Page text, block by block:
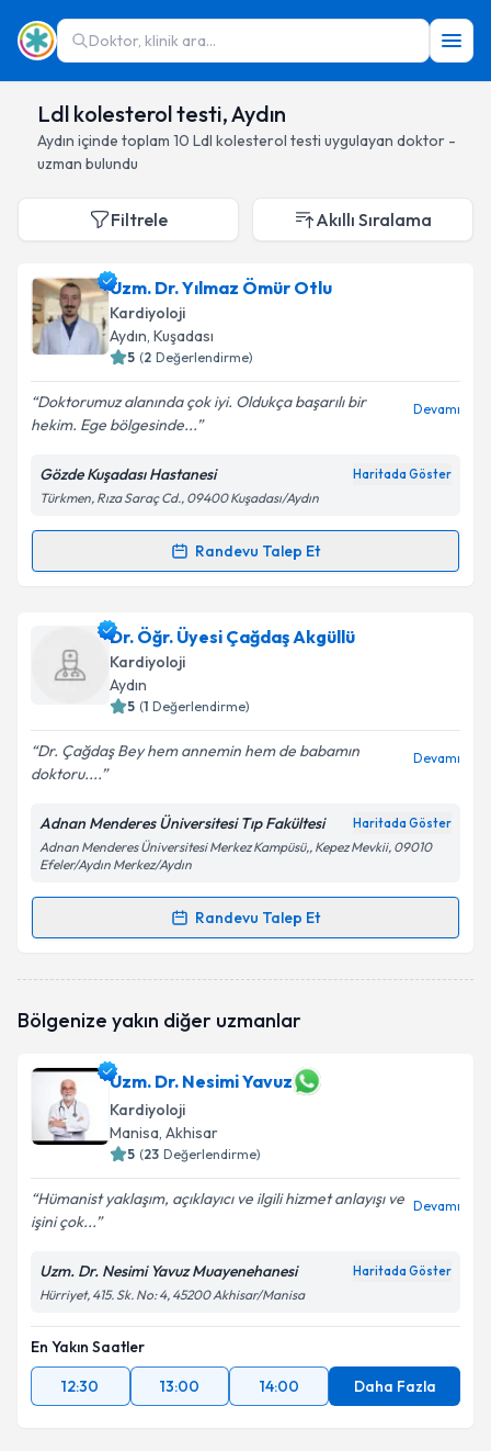
Doktor, klinik ara...
Ldl kolesterol testi, Aydın
Aydın içinde toplam 10 Ldl kolesterol testi uygulayan doktor -
uzman bulundu
Filtrele Akıllı Sıralama
Uzm. Dr. Yılmaz Ömür Otlu
Kardiyoloji
Aydın, Kuşadası
5 (2 Değerlendirme)
Doktorumuz alanında çok iyi. Oldukça başarılı bir
hekim. Ege bölgesinde...
Devamı
Gözde Kuşadası Hastanesi Haritada Göster
Türkmen, Rıza Saraç Cd., 09400 Kuşadası/Aydın
Randevu Talep Et
Randevu Takvimi Talebi
Uzm. Dr. Yılmaz Ömür Otluiçin randevu takvimi
talebi oluşturun. Size bu uzmandan randevu almanız
için bir takvim hazırlandığında e-posta ile
bilgilendireceğiz.
E-posta Adresiniz
Kişisel verilerimin işlenmesine ilişkinAydınlatma
Metni'ni okudum ve kişisel verilerimin belirtilen
kapsamda işlenmesini kabul ediyorum.
Dr. Öğr. Üyesi Çağdaş Akgüllü
Kardiyoloji
Aydın
5 (1 Değerlendirme)
Dr. Çağdaş Bey hem annemin hem de babamın
doktoru....
Devamı
Adnan Menderes Üniversitesi Tıp Fakültesi Haritada Göster
Adnan Menderes Üniversitesi Merkez Kampüsü,, Kepez Mevkii, 09010
Efeler/Aydın Merkez/Aydın
Randevu Talep Et
Randevu Takvimi Talebi
talebi oluşturun. Size bu uzmandan randevu almanız
bilgilendireceğiz.
E-posta Adresiniz
kapsamda işlenmesini kabul ediyorum.
Takvim Talebini Gönder
Bölgenize yakın diğer uzmanlar
Uzm. Dr. Nesimi Yavuz
Kardiyoloji
Manisa, Akhisar
5 (23 Değerlendirme)
Hümanist yaklaşım, açıklayıcı ve ilgili hizmet anlayışı ve
işini çok...
Devamı
Uzm. Dr. Nesimi Yavuz Muayenehanesi Haritada Göster
Hürriyet, 415. Sk. No: 4, 45200 Akhisar/Manisa
En Yakın Saatler
12:30
13:00 14:00 Daha Fazla